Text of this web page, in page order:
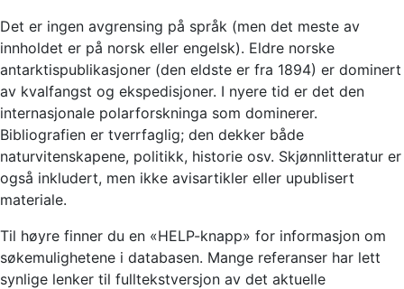
Det er ingen avgrensing på språk (men det meste av
innholdet er på norsk eller engelsk). Eldre norske
antarktispublikasjoner (den eldste er fra 1894) er dominert
av kvalfangst og ekspedisjoner. I nyere tid er det den
internasjonale polarforskninga som dominerer.
Bibliografien er tverrfaglig; den dekker både
naturvitenskapene, politikk, historie osv. Skjønnlitteratur er
også inkludert, men ikke avisartikler eller upublisert
materiale.
Til høyre finner du en «HELP-knapp» for informasjon om
søkemulighetene i databasen. Mange referanser har lett
synlige lenker til fulltekstversjon av det aktuelle